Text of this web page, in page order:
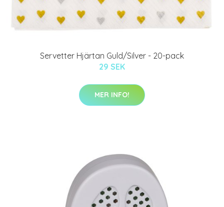
Servetter Hjärtan Guld/Silver - 20-pack
29 SEK
MER INFO!